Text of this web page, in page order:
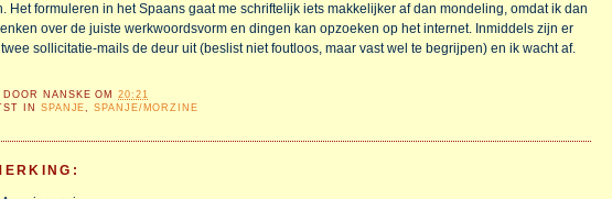
Het formuleren in het Spaans gaat me schriftelijk iets makkelijker af dan mondeling, omdat ik dan
over de juiste werkwoordsvorm en dingen kan opzoeken op het internet. Inmiddels zijn er
sollicitatie-mails de deur uit (beslist niet foutloos, maar vast wel te begrijpen) en ik wacht af.
DOOR NANSKE OM20:21
IN SPANJE ,SPANJE/MORZINE